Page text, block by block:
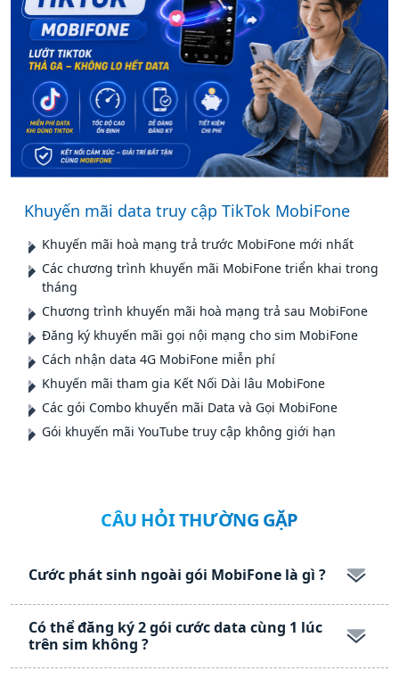
Khuyến mãi data truy cập TikTok MobiFone
Khuyến mãi hoà mạng trả trước MobiFone mới nhất
Các chương trình khuyến mãi MobiFone triển khai trong
tháng
Chương trình khuyến mãi hoà mạng trả sau MobiFone
Đăng ký khuyến mãi gọi nội mạng cho sim MobiFone
Cách nhận data 4G MobiFone miễn phí
Khuyến mãi tham gia Kết Nối Dài lâu MobiFone
Các gói Combo khuyến mãi Data và Gọi MobiFone
Gói khuyến mãi YouTube truy cập không giới hạn
CÂU HỎI THƯỜNG GẶP
Cước phát sinh ngoài gói MobiFone là gì ?
Có thể đăng ký 2 gói cước data cùng 1 lúc
trên sim không ?